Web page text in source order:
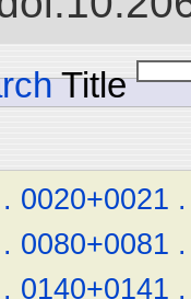
Title
. 0020+0021 .
. 0080+0081 .
. 0140+0141 .